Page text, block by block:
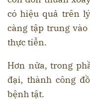
có hiệu quả trên
càng tập trung
thực tiễn.
Hơn nữa, trong
đại, thành công
bệnh tật.